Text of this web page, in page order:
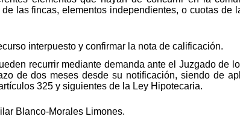
las fincas, elementos independientes, o cuotas de
interpuesto y confirmar la nota de calificación.
recurrir mediante demanda ante el Juzgado de
de dos meses desde su notificación, siendo de
325 y siguientes de la Ley Hipotecaria.
Blanco-Morales Limones.